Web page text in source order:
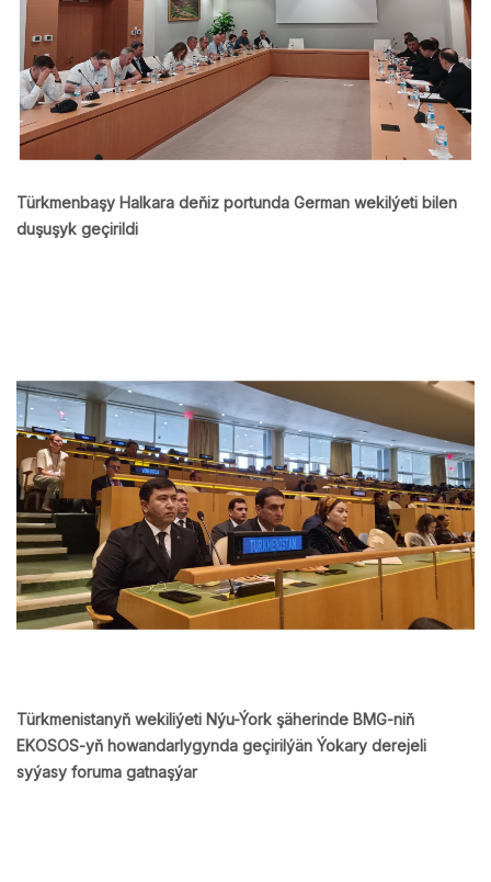
Türkmenbaşy Halkara deňiz portunda German wekilýeti bilen
duşuşyk geçirildi
Türkmenistanyň wekiliýeti Nýu-Ýork şäherinde BMG-niň
EKOSOS-yň howandarlygynda geçirilýän Ýokary derejeli
syýasy foruma gatnaşýar